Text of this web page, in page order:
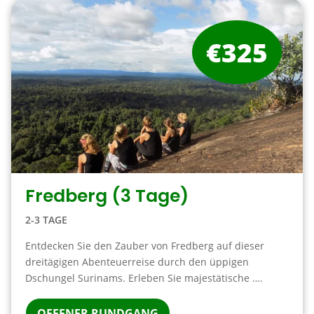
Fredberg (3 Tage)
2-3 TAGE
Entdecken Sie den Zauber von Fredberg auf dieser
dreitägigen Abenteuerreise durch den üppigen
Dschungel Surinams. Erleben Sie majestätische ….
€325